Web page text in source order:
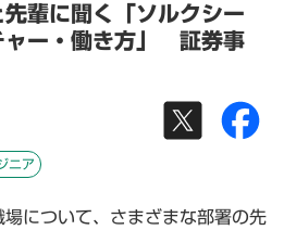
輩に聞く「ソルクシー
ャー・働き方」 証券事
ニア
について、さまざまな部署の先